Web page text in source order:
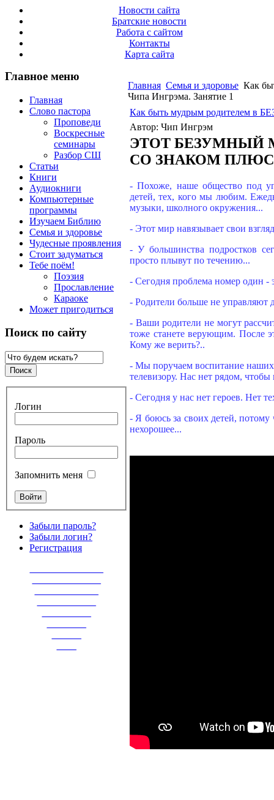
Новости сайта
Братские новости
Работа с сайтом
Контакты
Карта сайта
Главное меню
Главная
Слово пастора
Проповеди
Воскресные
семинары
Разбор СШ
Статьи
Книги
Аудиокниги
Компьютерные
программы
Изучаем Библию
Семья и здоровье
Чудесные проявления
Стоит задуматься
Тебе поём!
Поэзия
Прославление
Караоке
Может пригодиться
Поиск по сайту
Логин
Пароль
Запомнить меня
Забыли пароль?
Забыли логин?
Регистрация
Главная Семья и здоровье Как
Чипа Ингрэма. Занятие 1
Как быть мудрым родителем в
Автор: Чип Ингрэм
ЭТОТ БЕЗУМНЫЙ
СО ЗНАКОМ
- Похоже, наше общество под
детей, тех, кого мы любим.
музыки, школного окружения...
- Этот мир навязывает свои
- У большинства подростков
просто плывут по течению...
- Сегодня проблема номер один -
- Родители больше не управляют
- Ваши родители не могут
тоже станете верующим. После
Кому же верить?..
- Мы поручаем воспитание наших
телевизору. Нас нет рядом,
- Сегодня у нас нет героев. Нет
- Я боюсь за своих детей, потому
нехорошее...